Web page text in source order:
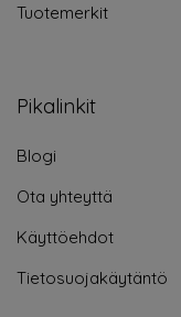
Tuotemerkit
Pikalinkit
Blogi
Ota yhteyttä
Käyttöehdot
Tietosuojakäytäntö